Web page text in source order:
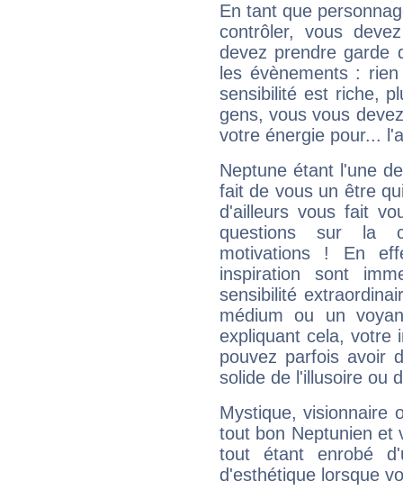
En tant que
contrôler, vous
devez prendre garde
les évènements :
sensibilité est riche,
gens, vous vous
votre énergie pour...
Neptune étant l'une
fait de vous un être
d'ailleurs vous fait
questions sur la
motivations ! En
inspiration sont
sensibilité
médium ou un
expliquant cela, votre
pouvez parfois avoir
solide de l'illusoire ou
Mystique, visionnaire
tout bon Neptunien et
tout étant enrobé
d'esthétique lorsque